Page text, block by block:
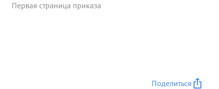
Первая страница приказа
Поделиться